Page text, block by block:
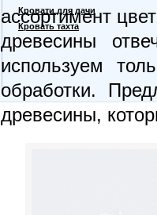
ассортимент
древесины
используем
обработки.
древесины,
Кровати для дачи
Кровать тахта